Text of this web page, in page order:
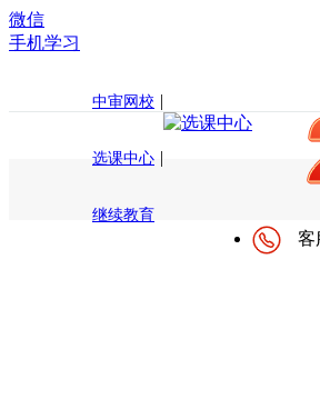
微信
手机学习
中审网校 |
选课中心 |
继续教育
客